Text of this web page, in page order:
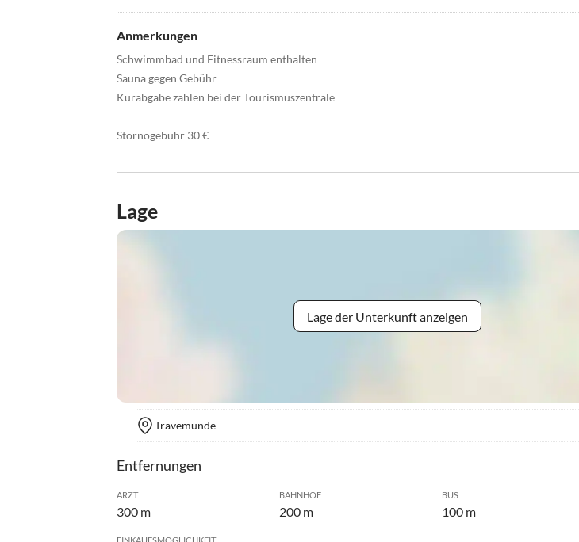
Anmerkungen
Schwimmbad und Fitnessraum enthalten
Sauna gegen Gebühr
Kurabgabe zahlen bei der Tourismuszentrale
Stornogebühr 30 €
Lage
Lage der Unterkunft anzeigen
Travemünde
Entfernungen
ARZT
300 m
BAHNHOF
200 m
BUS
100 m